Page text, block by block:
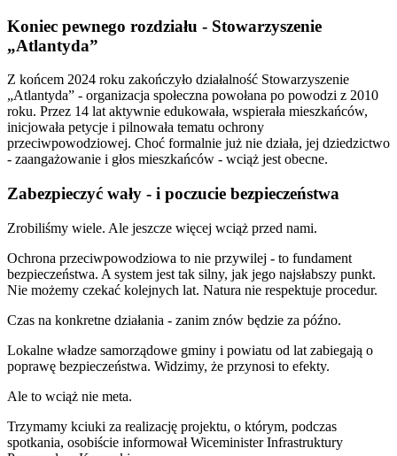
Koniec pewnego rozdziału - Stowarzyszenie
„Atlantyda”
Z końcem 2024 roku zakończyło działalność Stowarzyszenie
„Atlantyda” - organizacja społeczna powołana po powodzi z 2010
roku. Przez 14 lat aktywnie edukowała, wspierała mieszkańców,
inicjowała petycje i pilnowała tematu ochrony
przeciwpowodziowej. Choć formalnie już nie działa, jej dziedzictwo
- zaangażowanie i głos mieszkańców - wciąż jest obecne.
Zabezpieczyć wały - i poczucie bezpieczeństwa
Zrobiliśmy wiele. Ale jeszcze więcej wciąż przed nami.
Ochrona przeciwpowodziowa to nie przywilej - to fundament
bezpieczeństwa. A system jest tak silny, jak jego najsłabszy punkt.
Nie możemy czekać kolejnych lat. Natura nie respektuje procedur.
Czas na konkretne działania - zanim znów będzie za późno.
Lokalne władze samorządowe gminy i powiatu od lat zabiegają o
poprawę bezpieczeństwa. Widzimy, że przynosi to efekty.
Ale to wciąż nie meta.
Trzymamy kciuki za realizację projektu, o którym, podczas
spotkania, osobiście informował Wiceminister Infrastruktury